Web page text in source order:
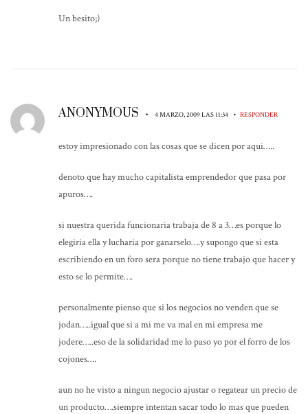
Un besito;)
ANONYMOUS • 4 MARZO, 2009 LAS 11:34 • RESPONDER
estoy impresionado con las cosas que se dicen por aqui…..
denoto que hay mucho capitalista emprendedor que pasa por
apuros….
si nuestra querida funcionaria trabaja de 8 a 3…es porque lo
elegiria ella y lucharia por ganarselo….y supongo que si esta
escribiendo en un foro sera porque no tiene trabajo que hacer y
esto se lo permite….
personalmente pienso que si los negocios no venden que se
jodan…..igual que si a mi me va mal en mi empresa me
jodere…..eso de la solidaridad me lo paso yo por el forro de los
cojones….
aun no he visto a ningun negocio ajustar o regatear un precio de
un producto….siempre intentan sacar todo lo mas que pueden